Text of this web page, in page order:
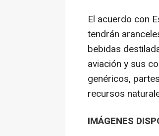
El acuerdo con
tendrán
bebidas
aviación y sus
genéricos,
recursos
IMÁGENES